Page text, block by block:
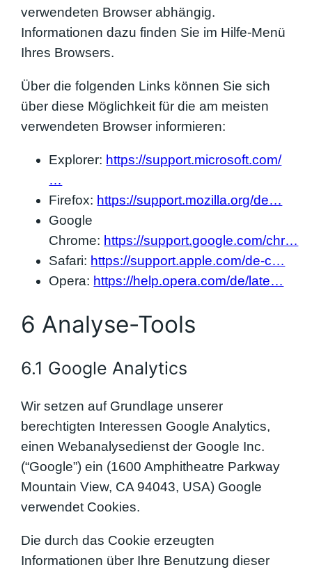
verwendeten Browser abhängig.
Informationen dazu finden Sie im Hilfe-Menü
Ihres Browsers.
Über die folgenden Links können Sie sich
über diese Möglichkeit für die am meisten
verwendeten Browser informieren:
Explorer: https://support.microsoft.com/
…
Firefox: https://support.mozilla.org/de…
Google
Chrome: https://support.google.com/chr…
Safari: https://support.apple.com/de-c…
Opera: https://help.opera.com/de/late…
6 Analyse-Tools
6.1 Google Analytics
Wir setzen auf Grundlage unserer
berechtigten Interessen Google Analytics,
einen Webanalysedienst der Google Inc.
(“Google”) ein (1600 Amphitheatre Parkway
Mountain View, CA 94043, USA) Google
verwendet Cookies.
Die durch das Cookie erzeugten
Informationen über Ihre Benutzung dieser